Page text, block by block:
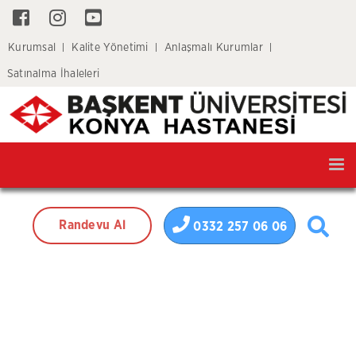
Kurumsal Kalite Yönetimi Anlaşmalı Kurumlar
Satınalma İhaleleri
Randevu Al 0332 257 06 06